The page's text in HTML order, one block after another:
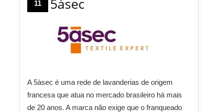
11 5àsec
A 5àsec é uma rede de lavanderias de origem
francesa que atua no mercado brasileiro há mais
de 20 anos. A marca não exige que o franqueado